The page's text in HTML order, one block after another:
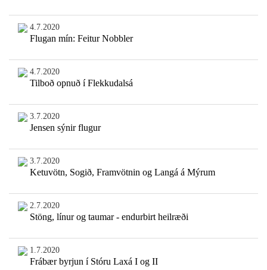
4.7.2020
Flugan mín: Feitur Nobbler
4.7.2020
Tilboð opnuð í Flekkudalsá
3.7.2020
Jensen sýnir flugur
3.7.2020
Ketuvötn, Sogið, Framvötnin og Langá á Mýrum
2.7.2020
Stöng, línur og taumar - endurbirt heilræði
1.7.2020
Frábær byrjun í Stóru Laxá I og II